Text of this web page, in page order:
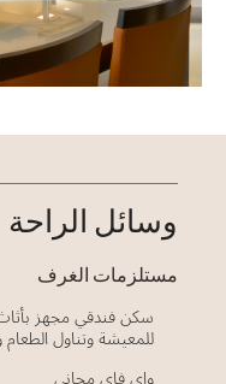
وسائل الراحة
مستلزمات الغرف
سكن فندقي مجهز
للمعيشة وتناول الطعام